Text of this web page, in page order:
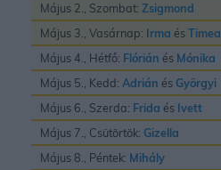
Május 2., Szombat: Zsigmond
Május 3., Vasárnap: Irma ésTimea
Május 4., Hétfő: Flórián és Mónika
Május 5., Kedd: Adrián és Györgyi
Május 6., Szerda: Frida és Ivett
Május 7., Csütörtök: Gizella
Május 8., Péntek: Mihály